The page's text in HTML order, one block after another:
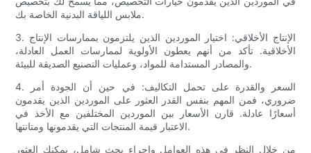
ملابس اللياقة البدنية الخاصة بك.
3. الإنتاج الأخلاقي: اختيار الموردين الذين يلتزمون بممارسات الإنتاج
الأخلاقية. تأكد من أنهم يعطون الأولوية لممارسات العمل العادلة،
والمصادر المستدامة للمواد، وعمليات التصنيع الصديقة للبيئة.
4. السعر والقدرة على تحمل التكاليف: في حين أن الجودة أمر
ضروري، فمن المهم بنفس القدر العثور على الموردين الذين يقدمون
أسعارًا عادلة. قارن الأسعار بين الموردين المختلفين مع الأخذ في
الاعتبار قيمة المنتجات التي يقدمونها ومتانتها.
من خلال النظر في هذه العوامل وإجراء بحث شامل، يمكنك العثور